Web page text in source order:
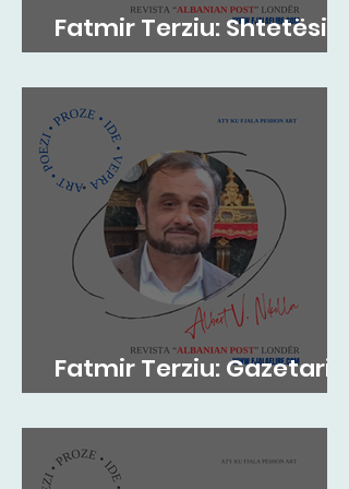
Fatmir Terziu: Shtetësia
britanike sipas lindjes
Fatmir Terziu: Gazetari si
kujtesë, poezia si atdhe